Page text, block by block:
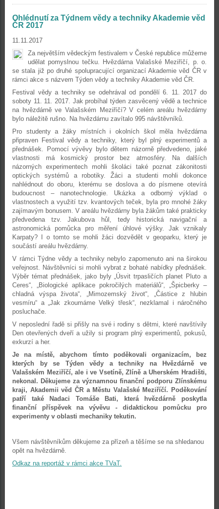
Ohlédnutí za Týdnem vědy a techniky Akademie věd
ČR 2017
11.11.2017
Za největším vědeckým festivalem v České republice můžeme
udělat pomyslnou tečku. Hvězdárna Valašské Meziříčí, p. o.
se stala již po druhé spolupracující organizací Akademie věd ČR v
rámci akce s názvem Týden vědy a techniky Akademie věd ČR.
Festival vědy a techniky se odehrával od pondělí 6. 11. 2017 do
soboty 11. 11. 2017. Jak probíhal týden zasvěcený vědě a technice
na hvězdárně ve Valašském Meziříčí? V celém areálu hvězdárny
bylo náležitě rušno. Na hvězdárnu zavítalo 995 návštěvníků.
Pro studenty a žáky místních i okolních škol měla hvězdárna
připraven Festival vědy a techniky, který byl plný experimentů a
přednášek. Pomocí vývěvy bylo dětem názorně předvedeno, jaké
vlastnosti má kosmický prostor bez atmosféry. Na dalších
názorných experimentech mohli školáci také poznat zákonitosti
optických systémů a robotiky. Žáci a studenti mohli dokonce
nahlédnout do oboru, kterému se doslova a do písmene otevírá
budoucnost – nanotechnologie. Ukázka a odborný výklad o
vlastnostech a využití tzv. kvantových teček, byla pro mnohé žáky
zajímavým bonusem. V areálu hvězdárny byla žákům také prakticky
předvedena tzv. Jakubova hůl, tedy historická navigační a
astronomická pomůcka pro měření úhlové výšky. Jak vznikaly
Karpaty? I o tomto se mohli žáci dozvědět v geoparku, který je
součástí areálu hvězdárny.
V rámci Týdne vědy a techniky nebylo zapomenuto ani na širokou
veřejnost. Návštěvníci si mohli vybrat z bohaté nabídky přednášek.
Výběr témat přednášek, jako byly „Úsvit trpasličích planet Pluto a
Ceres“, „Biologické aplikace pokročilých materiálů“, „Špicberky –
chladná výspa života“, „Mimozemský život“, „Částice z hlubin
vesmíru“ a „Jak zkoumáme Velký třesk“, nezklamal i náročného
posluchače.
V neposlední řadě si přišly na své i rodiny s dětmi, které navštívily
Den otevřených dveří a užily si program plný experimentů, pokusů,
exkurzí a her.
Je na místě, abychom tímto poděkovali organizacím, bez
kterých by se Týden vědy a techniky na Hvězdárně ve
Valašském Meziříčí, ale i ve Vsetíně, Zlíně a Uherském Hradišti,
nekonal. Děkujeme za významnou finanční podporu Zlínskému
kraji, Akademii věd ČR a Městu Valašské Meziříčí. Poděkování
patří také Nadaci Tomáše Bati, která hvězdárně poskytla
finanční příspěvek na vývěvu - didaktickou pomůcku pro
experimenty v oblasti mechaniky tekutin.
Všem návštěvníkům děkujeme za přízeň a těšíme se na shledanou
opět na hvězdárně.
Odkaz na reportáž v rámci akce TVaT.